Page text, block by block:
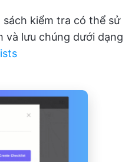
sách kiểm tra có thể sử
và lưu chúng dưới dạng